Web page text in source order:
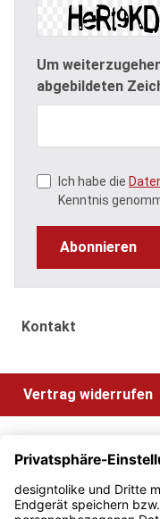
Um
abgebildeten
Ich habe die
Kenntnis
Abonnieren
Kontakt
Vertrag widerrufen
Information und